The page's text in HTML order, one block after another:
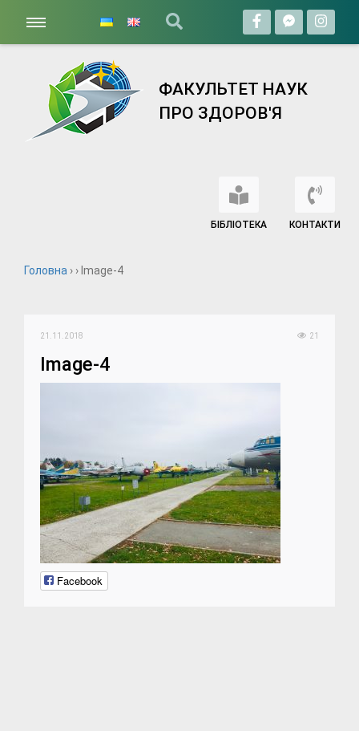
ФАКУЛЬТЕТ НАУК
ПРО ЗДОРОВ'Я
БІБЛІОТЕКА КОНТАКТИ
Головна › › Image-4
21.11.2018 21
Image-4
Facebook